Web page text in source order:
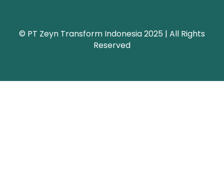
© PT Zeyn Transform Indonesia 2025 | All Rights
Reserved